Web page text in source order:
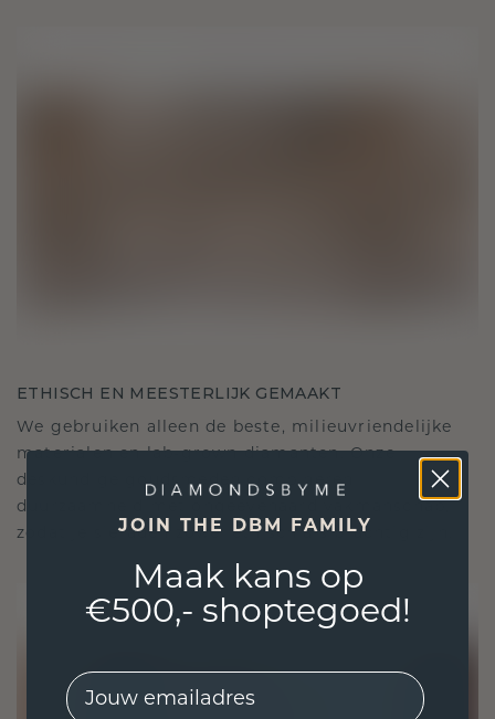
ETHISCH EN MEESTERLIJK GEMAAKT
We gebruiken alleen de beste, milieuvriendelijke
materialen en lab-grown diamanten. Onze
deskundige goudsmeden combineren
duurzaamheid met ongeëvenaard vakmanschap,
zodat je sieraden zowel ethisch als prachtig zijn.
JOIN THE DBM FAMILY
Maak kans op
€500,- shoptegoed!
EMail